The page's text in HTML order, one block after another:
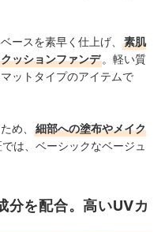
ースを素早く仕上げ、
素肌
ッションファンデ 。軽い質
ットタイプのアイテムで
め、
細部への塗布やメイク
は、ベーシックなベージュ
分を配合。高いUVカ